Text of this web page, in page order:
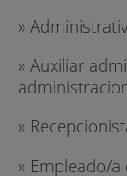
»
» Auxiliar
»
» Empleado/